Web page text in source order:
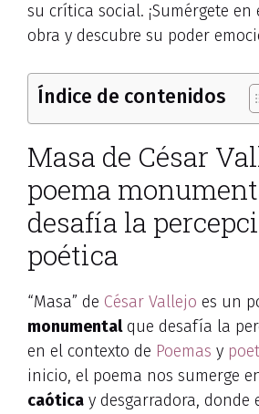
su crítica social. ¡Sumérgete
obra y descubre su poder
Índice de contenidos
Masa de César
poema
desafía la
poética
“Masa” de César Vallejo es un
monumentalque desafía la
en el contexto de Poemas y
inicio, el poema nos sumerge
caótica y desgarradora,